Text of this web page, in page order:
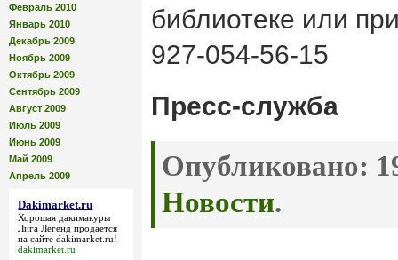
Февраль 2010
Январь 2010
Декабрь 2009
Ноябрь 2009
Октябрь 2009
Сентябрь 2009
Август 2009
Июль 2009
Июнь 2009
Май 2009
Апрель 2009
Dakimarket.ru
Хорошая дакимакуры
Лига Легенд продается
на сайтеdakimarket.ru!
dakimarket.ru
библиотеке или
927-054-56-15
Пресс-служба
Опубликовано:
Новости.